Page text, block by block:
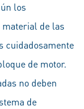
los
de las
cuidadosamente
de motor.
no deben
de